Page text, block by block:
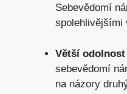
Sebevědomí
spolehlivějšími
Větší
sebevědomí
na názory